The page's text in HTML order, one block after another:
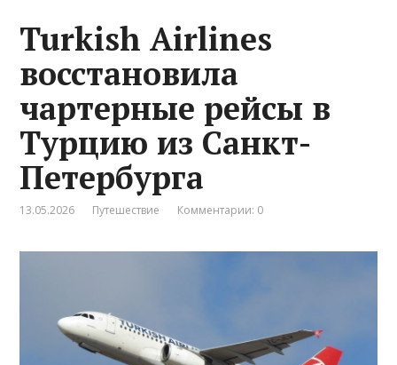
Turkish Airlines
восстановила
чартерные рейсы в
Турцию из Санкт-
Петербурга
13.05.2026 Путешествие Комментарии: 0